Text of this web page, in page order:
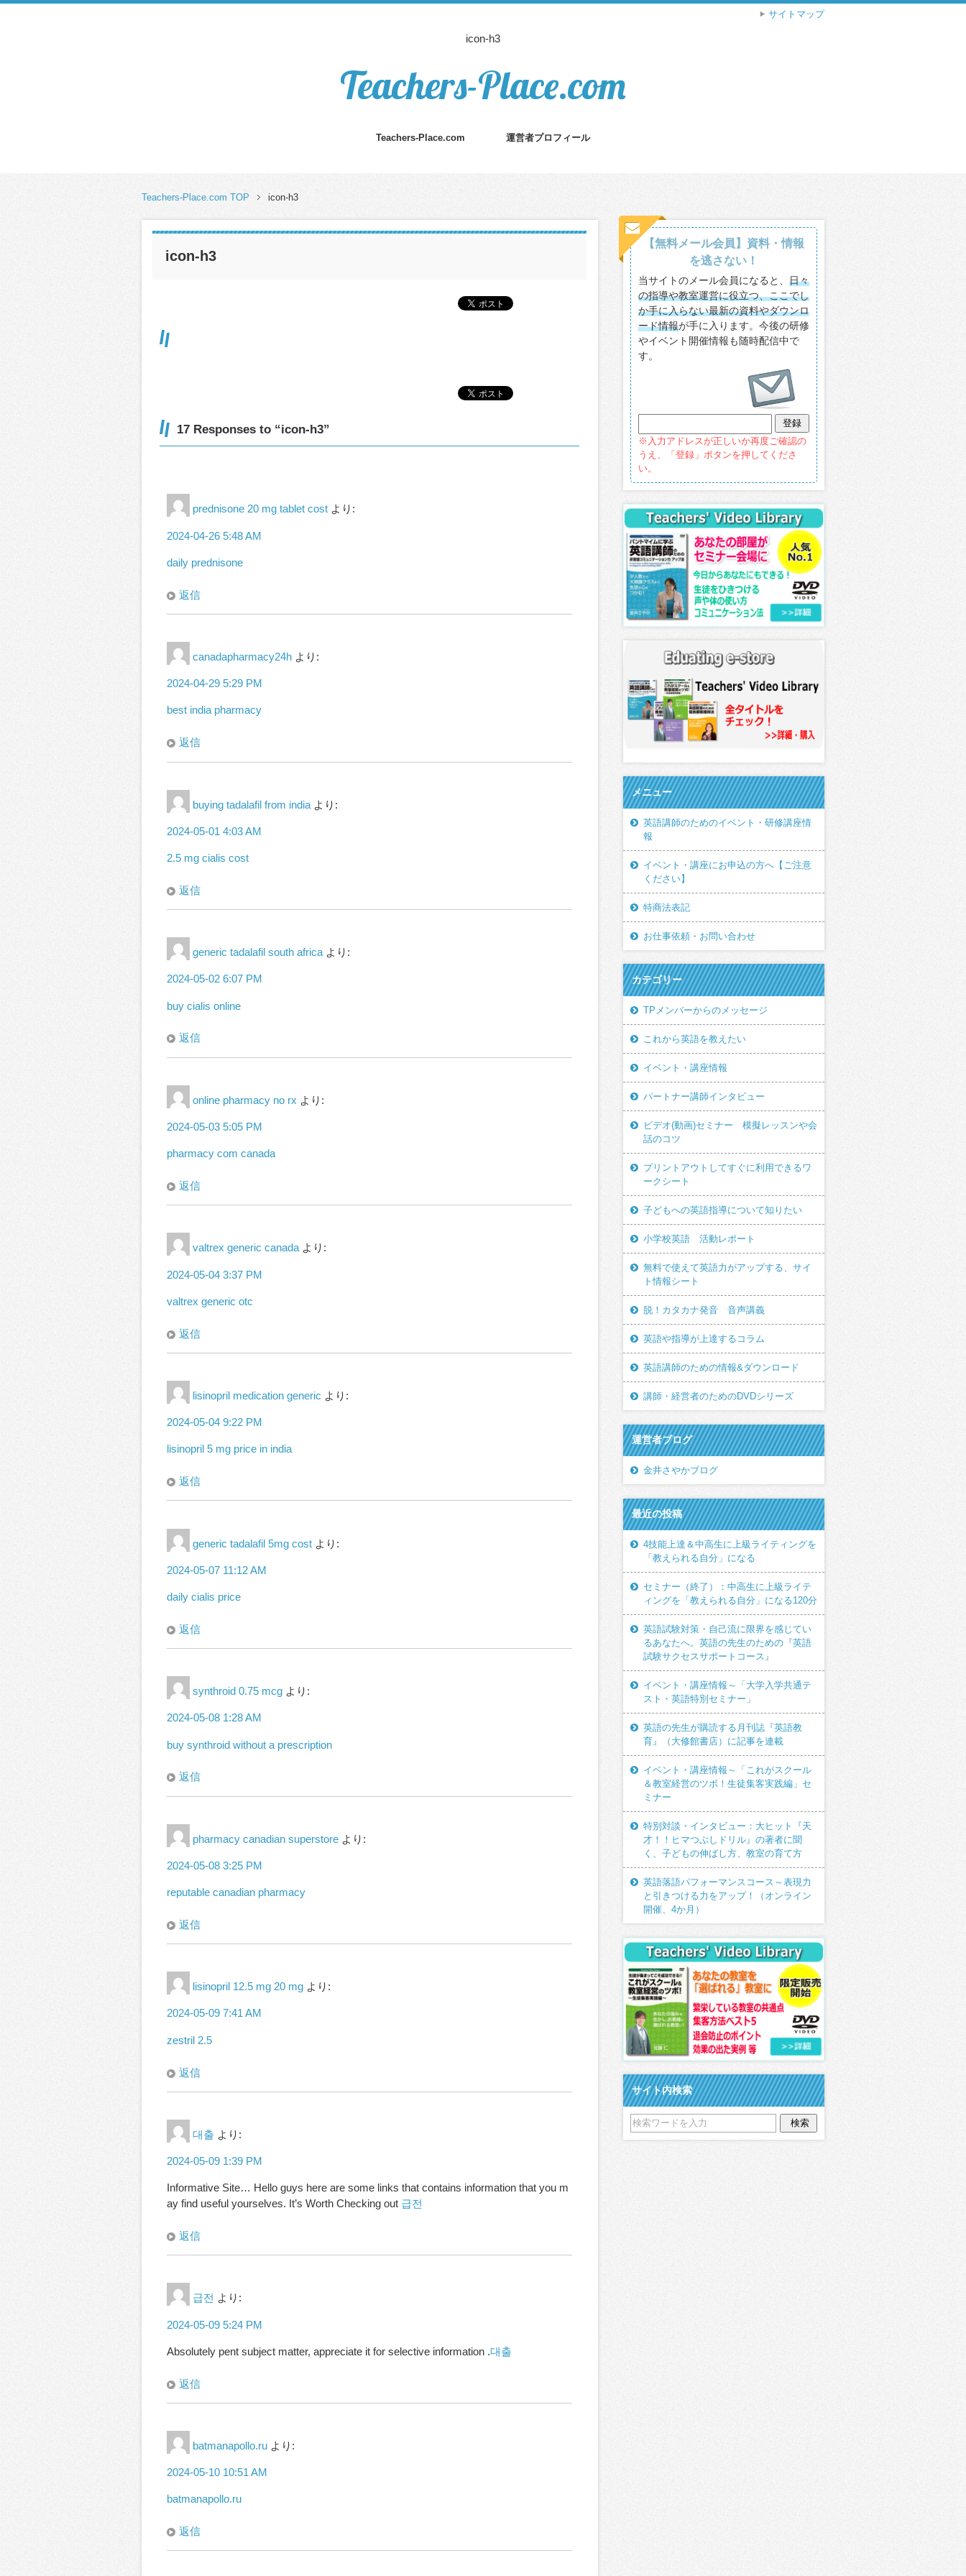
icon-h3
Teachers-Place.com
Teachers-Place.com 運営者プロフィール
Teachers-Place.com TOP icon-h3
icon-h3
17 Responses to “icon-h3”
prednisone 20 mg tablet cost より:
2024-04-26 5:48 AM
daily prednisone
返信
canadapharmacy24h より:
2024-04-29 5:29 PM
best india pharmacy
返信
buying tadalafil from india より:
2024-05-01 4:03 AM
2.5 mg cialis cost
返信
generic tadalafil south africa より:
2024-05-02 6:07 PM
buy cialis online
返信
online pharmacy no rx より:
2024-05-03 5:05 PM
pharmacy com canada
返信
valtrex generic canada より:
2024-05-04 3:37 PM
valtrex generic otc
返信
lisinopril medication generic より:
2024-05-04 9:22 PM
lisinopril 5 mg price in india
返信
generic tadalafil 5mg cost より:
2024-05-07 11:12 AM
daily cialis price
返信
synthroid 0.75 mcg より:
2024-05-08 1:28 AM
buy synthroid without a prescription
返信
pharmacy canadian superstore より:
2024-05-08 3:25 PM
reputable canadian pharmacy
返信
lisinopril 12.5 mg 20 mg より:
2024-05-09 7:41 AM
zestril 2.5
返信
대출 より:
2024-05-09 1:39 PM
Informative Site… Hello guys here are some links that contains information that you m
ay find useful yourselves. It’s Worth Checking out 급전
返信
급전 より:
2024-05-09 5:24 PM
Absolutely pent subject matter, appreciate it for selective information .대출
返信
batmanapollo.ru より:
2024-05-10 10:51 AM
batmanapollo.ru
返信
【無料メール会員】資料・情報
を逃さない！
当サイトのメール会員になると、 日々
の指導や教室運営に役立つ、ここでし
か手に入らない最新の資料やダウンロ
ード情報が手に入ります。今後の研修
やイベント開催情報も随時配信中で
す。
※入力アドレスが正しいか再度ご確認の
うえ、「登録」ボタンを押してくださ
い。
メニュー
英語講師のためのイベント・研修講座情
報
イベント・講座にお申込の方へ【ご注意
ください】
特商法表記
お仕事依頼・お問い合わせ
カテゴリー
TPメンバーからのメッセージ
これから英語を教えたい
イベント・講座情報
パートナー講師インタビュー
ビデオ(動画)セミナー 模擬レッスンや会
話のコツ
プリントアウトしてすぐに利用できるワ
ークシート
子どもへの英語指導について知りたい
小学校英語 活動レポート
無料で使えて英語力がアップする、サイ
ト情報シート
脱！カタカナ発音 音声講義
英語や指導が上達するコラム
英語講師のための情報&ダウンロード
講師・経営者のためのDVDシリーズ
運営者ブログ
金井さやかブログ
最近の投稿
4技能上達＆中高生に上級ライティングを
「教えられる自分」になる
セミナー（終了）：中高生に上級ライテ
ィングを「教えられる自分」になる120分
英語試験対策・自己流に限界を感じてい
るあなたへ。英語の先生のための『英語
試験サクセスサポートコース』
イベント・講座情報～「大学入学共通テ
スト・英語特別セミナー」
英語の先生が購読する月刊誌『英語教
育』（大修館書店）に記事を連載
イベント・講座情報～「これがスクール
＆教室経営のツボ！生徒集客実践編」セ
ミナー
特別対談・インタビュー：大ヒット『天
才！！ヒマつぶしドリル』の著者に聞
く、子どもの伸ばし方、教室の育て方
英語落語パフォーマンスコース～表現力
と引きつける力をアップ！（オンライン
開催、4か月）
サイト内検索
サイトマップ